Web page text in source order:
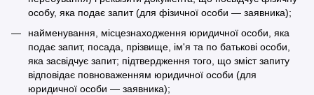
особу, яка подає запит (для фізичної особи — заявника);
найменування, місцезнаходження юридичної особи, яка
подає запит, посада, прізвище, ім'я та по батькові особи,
яка засвідчує запит; підтвердження того, що зміст запиту
відповідає повноваженням юридичної особи (для
юридичної особи — заявника);